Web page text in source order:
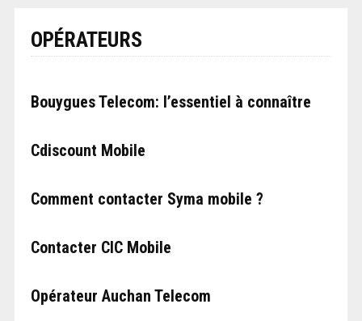
OPÉRATEURS
Bouygues Telecom: l’essentiel à connaître
Cdiscount Mobile
Comment contacter Syma mobile ?
Contacter CIC Mobile
Opérateur Auchan Telecom